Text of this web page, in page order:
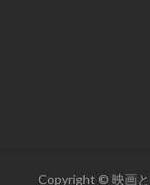
Copyright © 映画